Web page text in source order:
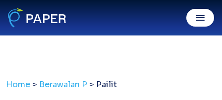
Invoice Penjualan
Home > Berawalan P > Pailit